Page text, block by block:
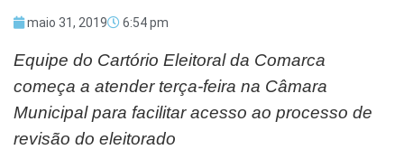
maio 31, 2019 6:54 pm
Equipe do Cartório Eleitoral da Comarca
começa a atender terça-feira na Câmara
Municipal para facilitar acesso ao processo de
revisão do eleitorado